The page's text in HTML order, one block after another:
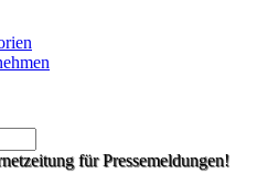
für Pressemeldungen!